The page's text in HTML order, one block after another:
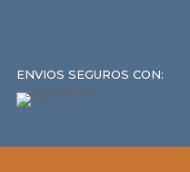
ENVIOS SEGUROS CON: